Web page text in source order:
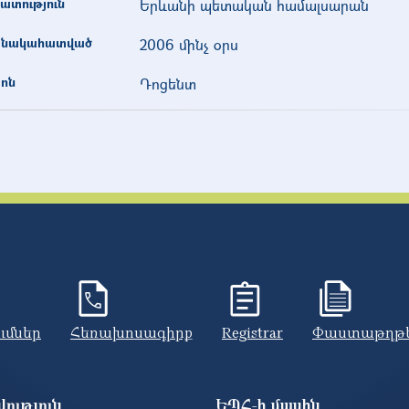
Երևանի պետական համալսարան
2006 մինչ օրս
Դոցենտ
Հեռախոսագիրք Registrar